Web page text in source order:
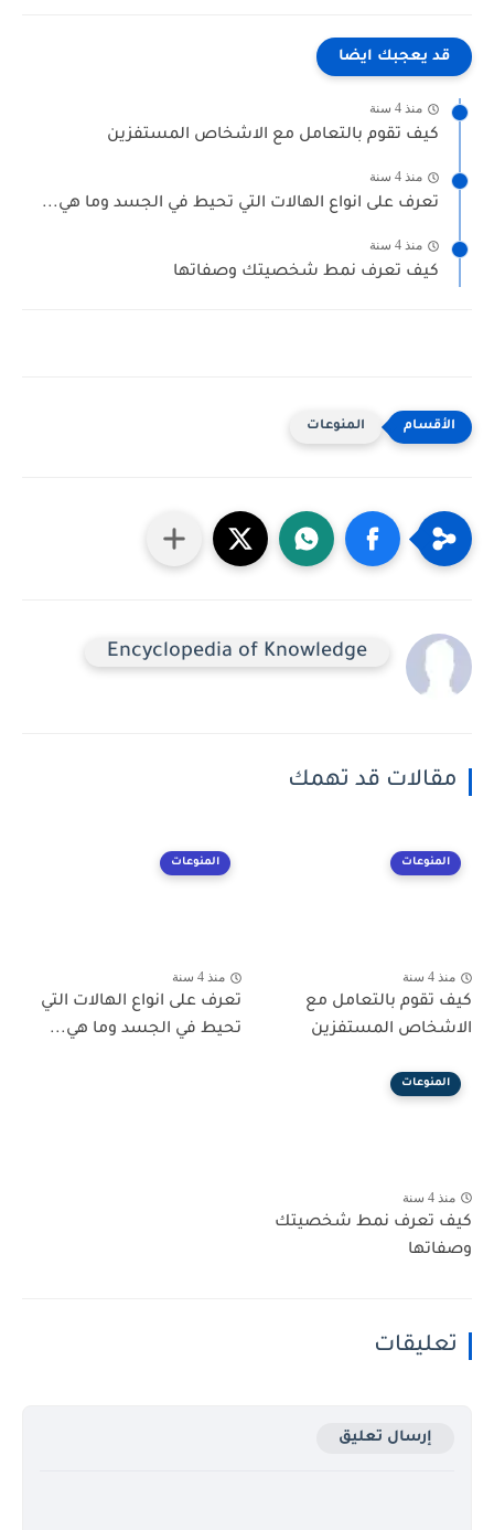
قد يعجبك ايضا
منذ 4 سنة
كيف تقوم بالتعامل مع الاشخاص المستفزين
منذ 4 سنة
تعرف على انواع الهالات التي تحيط في الجسد وما هي...
منذ 4 سنة
كيف تعرف نمط شخصيتك وصفاتها
المنوعات
Encyclopedia of Knowledge
مقالات قد تهمك
المنوعات
منذ 4 سنة
كيف تقوم بالتعامل مع
الاشخاص المستفزين
المنوعات
منذ 4 سنة
تعرف على انواع الهالات التي
تحيط في الجسد وما هي...
المنوعات
منذ 4 سنة
كيف تعرف نمط شخصيتك
وصفاتها
تعليقات
إرسال تعليق